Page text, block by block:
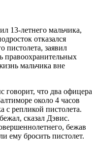
13-летнего мальчика,
отказался
пистолета, заявил
правоохранительных
мальчика вне
говорит, что два офицера
около 4 часов
с репликой пистолета.
сказал Дэвис.
бежав
ему бросить пистолет.